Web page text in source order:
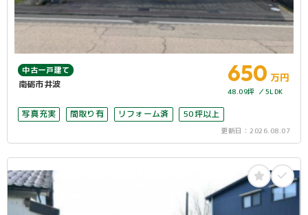
中古一戸建て
南砺市井波 650 万円
48.09坪 5LDK
写真充実 間取り有 リフォーム済 50坪以上
更新日： 2026.08.07